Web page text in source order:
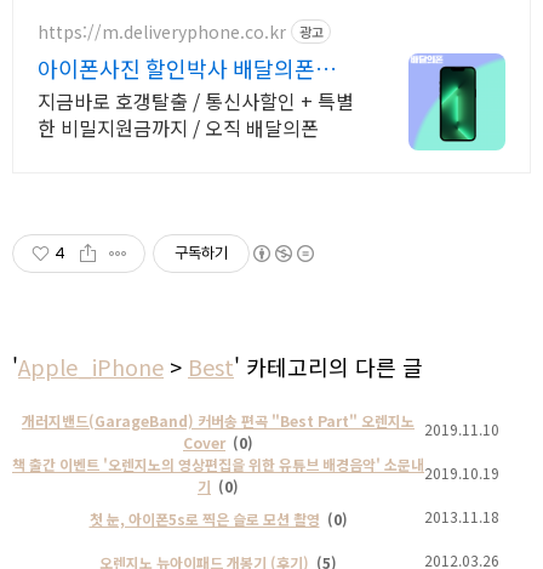
https://m.deliveryphone.co.kr 광고
아이폰사진 할인박사 배달의폰
Secret 비밀지원금!
지금바로 호갱탈출 / 통신사할인 + 특별
한 비밀지원금까지 / 오직 배달의폰
4 구독하기
'Apple_iPhone > Best' 카테고리의 다른 글
개러지밴드(GarageBand) 커버송 편곡 "Best Part" 오렌지노
Cover (0)
2019.11.10
책 출간 이벤트 '오렌지노의 영상편집을 위한 유튜브 배경음악' 소문내
기 (0)
2019.10.19
첫 눈, 아이폰5s로 찍은 슬로 모션 촬영 (0) 2013.11.18
오렌지노 뉴아이패드 개봉기 (후기) (5)
2012.03.26